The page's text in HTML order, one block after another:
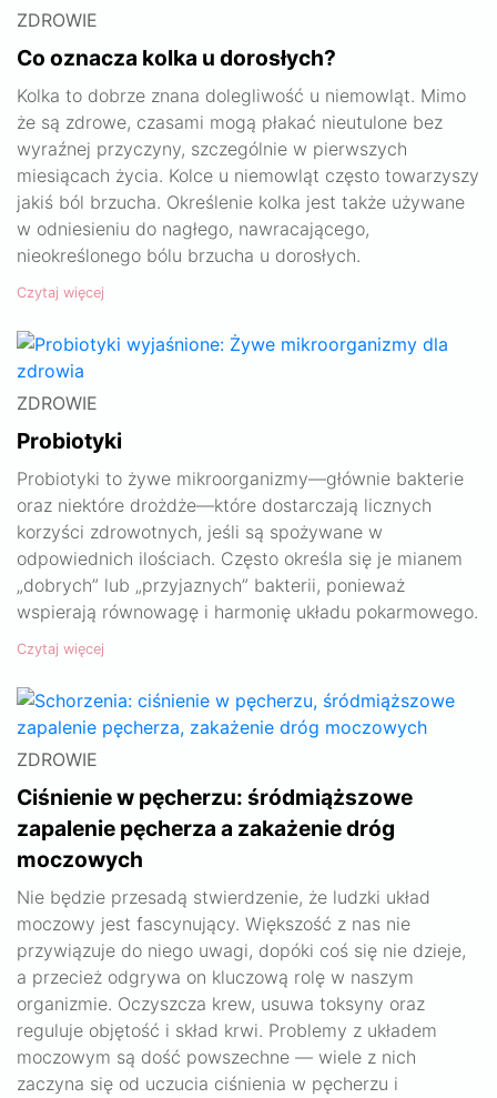
ZDROWIE
Co oznacza kolka u dorosłych?
Kolka to dobrze znana dolegliwość u niemowląt. Mimo
że są zdrowe, czasami mogą płakać nieutulone bez
wyraźnej przyczyny, szczególnie w pierwszych
miesiącach życia. Kolce u niemowląt często towarzyszy
jakiś ból brzucha. Określenie kolka jest także używane
w odniesieniu do nagłego, nawracającego,
nieokreślonego bólu brzucha u dorosłych.
Czytaj więcej
ZDROWIE
Probiotyki
Probiotyki to żywe mikroorganizmy—głównie bakterie
oraz niektóre drożdże—które dostarczają licznych
korzyści zdrowotnych, jeśli są spożywane w
odpowiednich ilościach. Często określa się je mianem
„dobrych” lub „przyjaznych” bakterii, ponieważ
wspierają równowagę i harmonię układu pokarmowego.
Czytaj więcej
ZDROWIE
Ciśnienie w pęcherzu: śródmiąższowe
zapalenie pęcherza a zakażenie dróg
moczowych
Nie będzie przesadą stwierdzenie, że ludzki układ
moczowy jest fascynujący. Większość z nas nie
przywiązuje do niego uwagi, dopóki coś się nie dzieje,
a przecież odgrywa on kluczową rolę w naszym
organizmie. Oczyszcza krew, usuwa toksyny oraz
reguluje objętość i skład krwi. Problemy z układem
moczowym są dość powszechne — wiele z nich
zaczyna się od uczucia ciśnienia w pęcherzu i